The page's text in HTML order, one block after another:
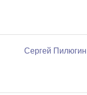
Сергей Пилюгин